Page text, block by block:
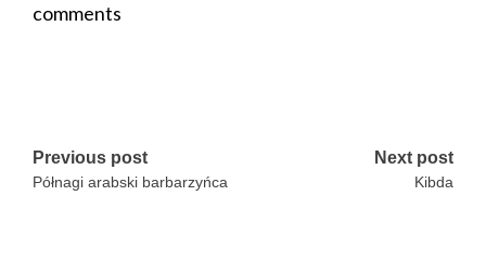
comments
Post
navigation
Previous post
Półnagi arabski barbarzyńca
Next post
Kibda